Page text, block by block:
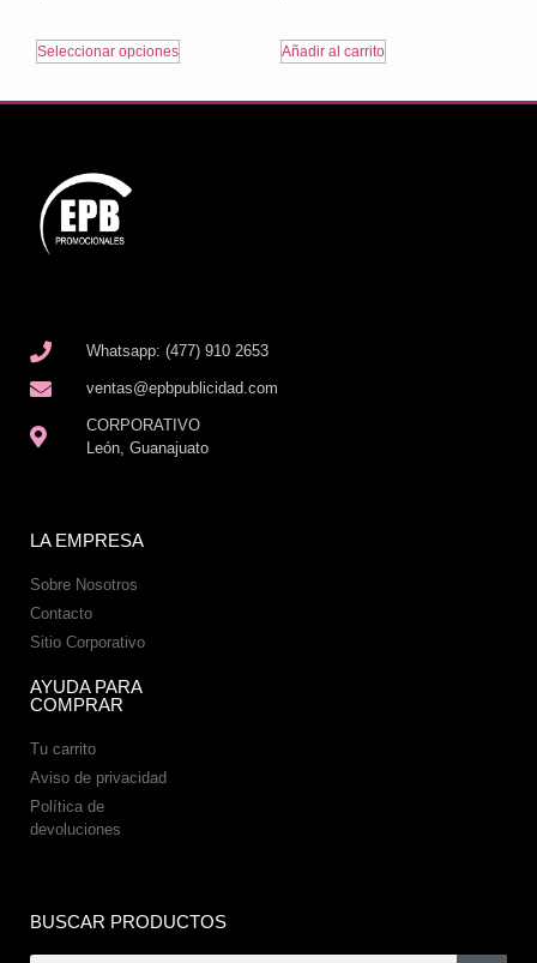
Seleccionar opciones Añadir al carrito
Whatsapp: (477) 910 2653
ventas@epbpublicidad.com
CORPORATIVO
León, Guanajuato
LA EMPRESA
Sobre Nosotros
Contacto
Sitio Corporativo
AYUDA PARA
COMPRAR
Tu carrito
Aviso de privacidad
Política de
devoluciones
BUSCAR PRODUCTOS